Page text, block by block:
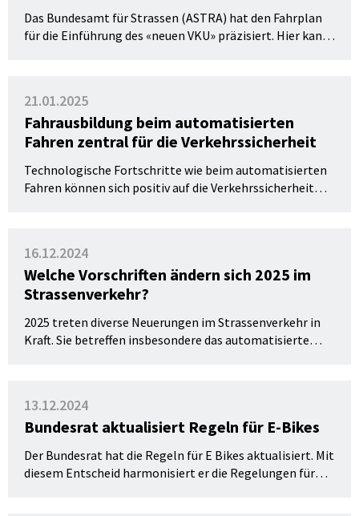
Das Bundesamt für Strassen (ASTRA) hat den Fahrplan
für die Einführung des «neuen VKU» präzisiert. Hier kann
21.01.2025
Fahrausbildung beim automatisierten
Fahren zentral für die Verkehrssicherheit
Technologische Fortschritte wie beim automatisierten
Fahren können sich positiv auf die Verkehrssicherheit
werden.
16.12.2024
Welche Vorschriften ändern sich 2025 im
Strassenverkehr?
2025 treten diverse Neuerungen im Strassenverkehr in
Kraft. Sie betreffen insbesondere das automatisierte
13.12.2024
Bundesrat aktualisiert Regeln für E-Bikes
Der Bundesrat hat die Regeln für E Bikes aktualisiert. Mit
diesem Entscheid harmonisiert er die Regelungen für